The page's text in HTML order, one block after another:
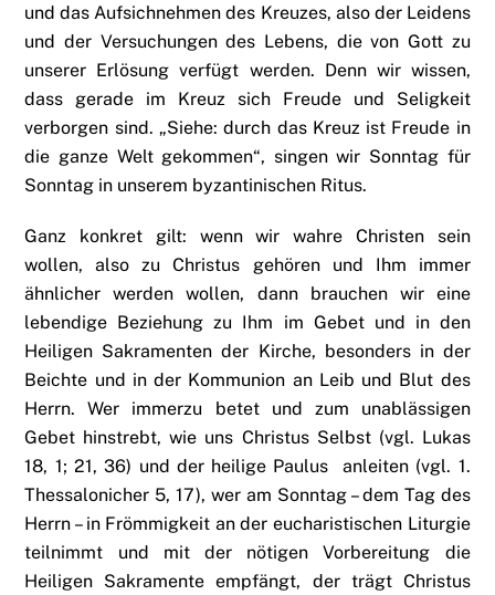
und das Aufsichnehmen des Kreuzes, also der Leidens
und der Versuchungen des Lebens, die von Gott zu
unserer Erlösung verfügt werden. Denn wir wissen,
dass gerade im Kreuz sich Freude und Seligkeit
verborgen sind. „Siehe: durch das Kreuz ist Freude in
die ganze Welt gekommen“, singen wir Sonntag für
Sonntag in unserem byzantinischen Ritus.
Ganz konkret gilt: wenn wir wahre Christen sein
wollen, also zu Christus gehören und Ihm immer
ähnlicher werden wollen, dann brauchen wir eine
lebendige Beziehung zu Ihm im Gebet und in den
Heiligen Sakramenten der Kirche, besonders in der
Beichte und in der Kommunion an Leib und Blut des
Herrn. Wer immerzu betet und zum unablässigen
Gebet hinstrebt, wie uns Christus Selbst (vgl. Lukas
18, 1; 21, 36) und der heilige Paulus anleiten (vgl. 1.
Thessalonicher 5, 17), wer am Sonntag – dem Tag des
Herrn – in Frömmigkeit an der eucharistischen Liturgie
teilnimmt und mit der nötigen Vorbereitung die
Heiligen Sakramente empfängt, der trägt Christus